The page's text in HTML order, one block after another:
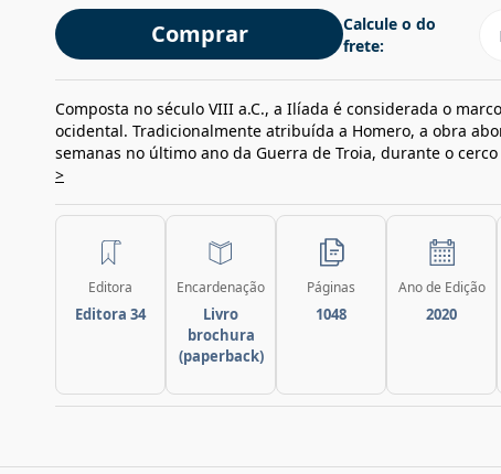
Comprar
Calcule o do
frete:
Composta no século VIII a.C., a Ilíada é considerada o
ocidental. Tradicionalmente atribuída a Homero, a obra
semanas no último ano da Guerra de Troia, durante o cerco
>
Editora
Editora 34
Encardenação
Livro
brochura
(paperback)
Páginas
1048
Ano de Edição
2020